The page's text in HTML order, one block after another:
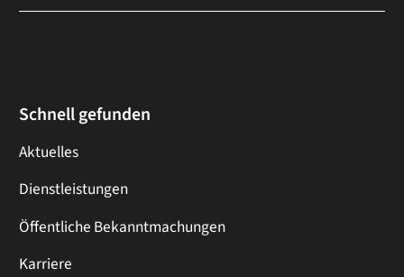
Schnell gefunden
Aktuelles
Dienstleistungen
Öffentliche Bekanntmachungen
Karriere